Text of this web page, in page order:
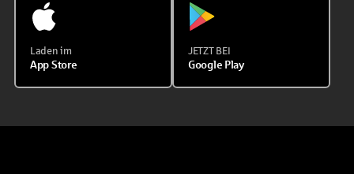
Laden im
App Store
JETZT BEI
Google Play